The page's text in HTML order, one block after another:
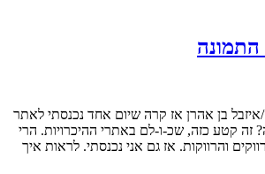
התמונה
בן אהרן אז קרה שיום אחד נכנסתי לאתר
זה קטע כזה, שכ-ו-לם באתרי ההיכרויות. הרי
והרווקות. אז גם אני נכנסתי. לראות איך